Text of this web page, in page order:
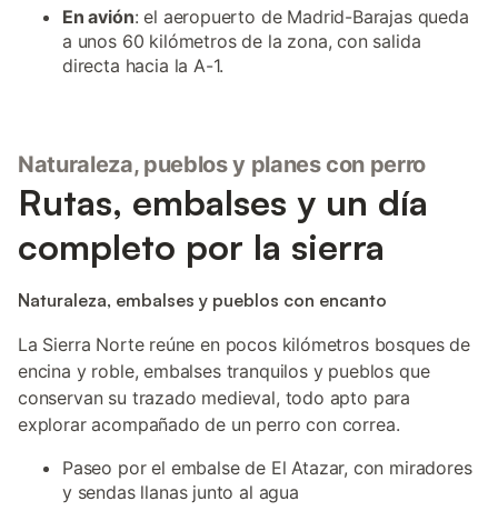
En avión: el aeropuerto de Madrid-Barajas queda
a unos 60 kilómetros de la zona, con salida
directa hacia la A-1.
Naturaleza, pueblos y planes con perro
Rutas, embalses y un día
completo por la sierra
Naturaleza, embalses y pueblos con encanto
La Sierra Norte reúne en pocos kilómetros bosques de
encina y roble, embalses tranquilos y pueblos que
conservan su trazado medieval, todo apto para
explorar acompañado de un perro con correa.
Paseo por el embalse de El Atazar, con miradores
y sendas llanas junto al agua